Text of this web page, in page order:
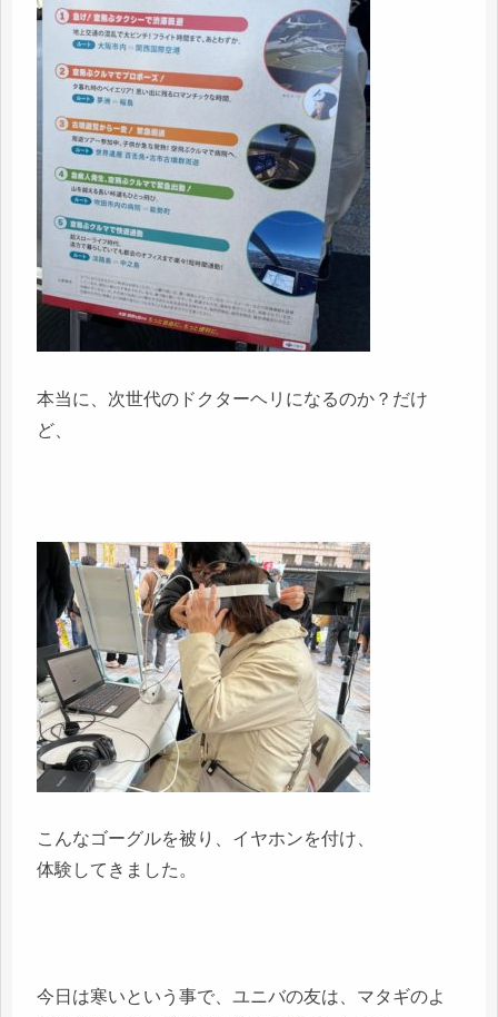
本当に、次世代のドクターヘリになるのか？だけ
ど、
こんなゴーグルを被り、イヤホンを付け、
体験してきました。
今日は寒いという事で、ユニバの友は、マタギのよ